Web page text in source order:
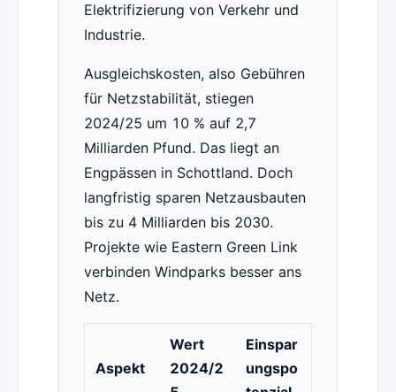
Elektrifizierung von Verkehr und
Industrie.
Ausgleichskosten, also Gebühren
für Netzstabilität, stiegen
2024/25 um 10 % auf 2,7
Milliarden Pfund. Das liegt an
Engpässen in Schottland. Doch
langfristig sparen Netzausbauten
bis zu 4 Milliarden bis 2030.
Projekte wie Eastern Green Link
verbinden Windparks besser ans
Netz.
Aspekt
Wert
2024/2
Einspar
ungspo